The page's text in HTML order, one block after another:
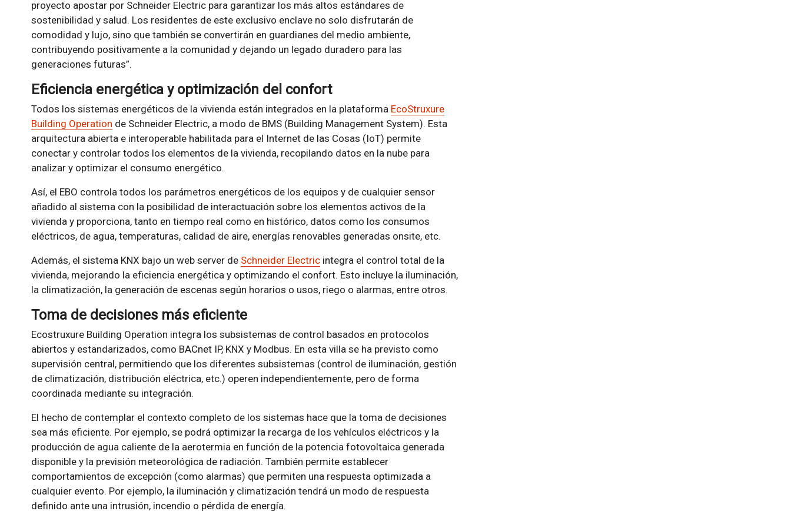
proyecto apostar por Schneider Electric para garantizar los más altos estándares de
sostenibilidad y salud. Los residentes de este exclusivo enclave no solo disfrutarán de
comodidad y lujo, sino que también se convertirán en guardianes del medio ambiente,
contribuyendo positivamente a la comunidad y dejando un legado duradero para las
generaciones futuras”.
Eficiencia energética y optimización del confort
Todos los sistemas energéticos de la vivienda están integrados en la plataforma EcoStruxure
Building Operation de Schneider Electric, a modo de BMS (Building Management System). Esta
arquitectura abierta e interoperable habilitada para el Internet de las Cosas (IoT) permite
conectar y controlar todos los elementos de la vivienda, recopilando datos en la nube para
analizar y optimizar el consumo energético.
Así, el EBO controla todos los parámetros energéticos de los equipos y de cualquier sensor
añadido al sistema con la posibilidad de interactuación sobre los elementos activos de la
vivienda y proporciona, tanto en tiempo real como en histórico, datos como los consumos
eléctricos, de agua, temperaturas, calidad de aire, energías renovables generadas onsite, etc.
Además, el sistema KNX bajo un web server de Schneider Electricintegra el control total de la
vivienda, mejorando la eficiencia energética y optimizando el confort. Esto incluye la iluminación,
la climatización, la generación de escenas según horarios o usos, riego o alarmas, entre otros.
Toma de decisiones más eficiente
Ecostruxure Building Operation integra los subsistemas de control basados en protocolos
abiertos y estandarizados, como BACnet IP, KNX y Modbus. En esta villa se ha previsto como
supervisión central, permitiendo que los diferentes subsistemas (control de iluminación, gestión
de climatización, distribución eléctrica, etc.) operen independientemente, pero de forma
coordinada mediante su integración.
El hecho de contemplar el contexto completo de los sistemas hace que la toma de decisiones
sea más eficiente. Por ejemplo, se podrá optimizar la recarga de los vehículos eléctricos y la
producción de agua caliente de la aerotermia en función de la potencia fotovoltaica generada
disponible y la previsión meteorológica de radiación. También permite establecer
comportamientos de excepción (como alarmas) que permiten una respuesta optimizada a
cualquier evento. Por ejemplo, la iluminación y climatización tendrá un modo de respuesta
definido ante una intrusión, incendio o pérdida de energía.